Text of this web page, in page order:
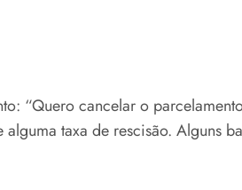
“Quero cancelar o
taxa de rescisão. Alguns